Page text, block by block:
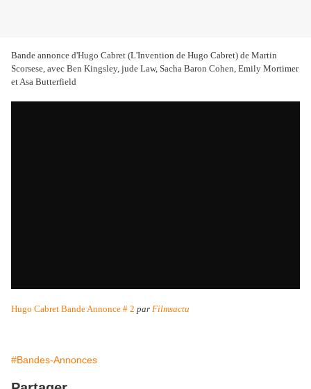
Bande annonce d'Hugo Cabret (L'Invention de Hugo Cabret) de Martin
Scorsese, avec Ben Kingsley, jude Law, Sacha Baron Cohen, Emily Mortimer
et Asa Butterfield
Hugo Cabret Bande Annonce # 2 par Filmsactu
#Bandes-Annonces